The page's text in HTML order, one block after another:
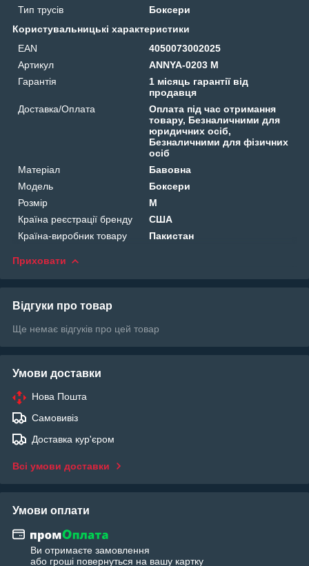
Тип трусів
Боксери
Користувальницькі характеристики
EAN
4050073002025
Артикул
ANNYA-0203 M
Гарантія
1 місяць гарантії від
продавця
Доставка/Оплата
Оплата під час отримання
товару, Безналичними для
юридичних осіб,
Безналичними для фізичних
осіб
Матеріал
Бавовна
Мoдель
Боксери
Розмір
M
Країна реєстрації бренду
США
Країна-виробник товару
Пакистан
Приховати
Відгуки про товар
Ще немає відгуків про цей товар
Умови доставки
Нова Пошта
Самовивіз
Доставка кур'єром
Всі умови доставки
Умови оплати
Ви отримаєте замовлення
або гроші повернуться на вашу картку